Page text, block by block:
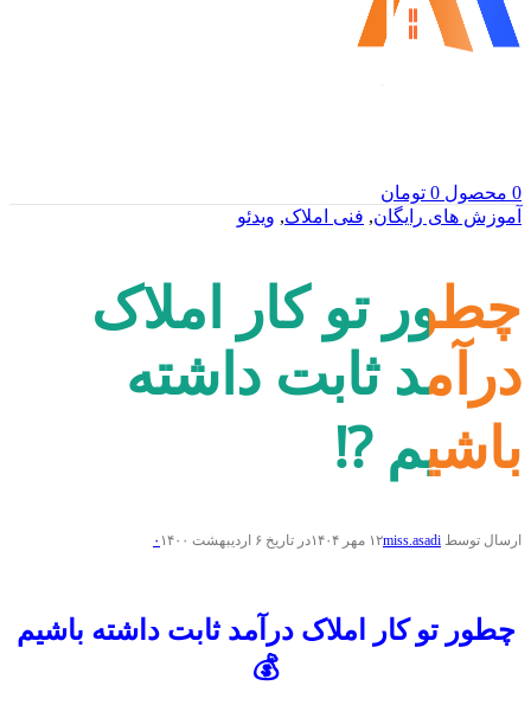
0 محصول 0 تومان
آموزش های رایگان, فنی املاک, ویدئو
چطور تو کار املاک
درآمد ثابت داشته
باشیم ⁉️
ارسال توسط miss.asadi۱۲ مهر ۱۴۰۴ در تاریخ ۶ اردیبهشت ۱۴۰۰ ۰
چطور تو کار املاک درآمد ثابت داشته باشیم
💰